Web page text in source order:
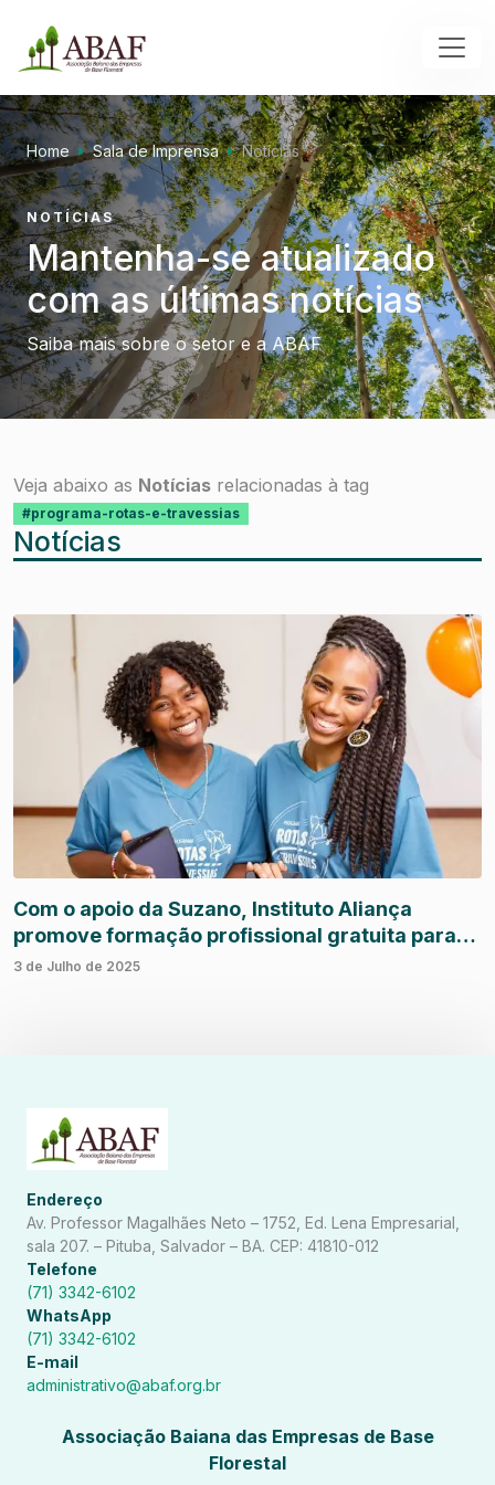
Home Sala de Imprensa Notícias
NOTÍCIAS
Mantenha-se atualizado
com as últimas notícias
Saiba mais sobre o setor e a ABAF
Veja abaixo as Notícias relacionadas à tag
#programa-rotas-e-travessias
Notícias
Com o apoio da Suzano, Instituto Aliança
promove formação profissional gratuita para
jovens em Salvador e região sul da Bahia
3 de Julho de 2025
Endereço
Av. Professor Magalhães Neto – 1752, Ed. Lena Empresarial,
sala 207. – Pituba, Salvador – BA. CEP: 41810-012
Telefone
(71) 3342-6102
WhatsApp
(71) 3342-6102
E-mail
administrativo@abaf.org.br
Associação Baiana das Empresas de Base
Florestal